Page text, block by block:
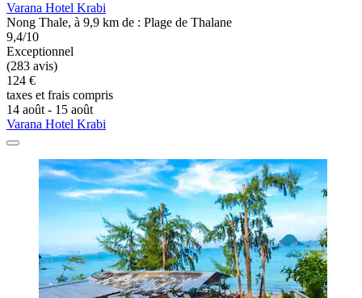
Varana Hotel Krabi
Nong Thale, à 9,9 km de : Plage de Thalane
9,4/10
Exceptionnel
(283 avis)
124 €
taxes et frais compris
14 août - 15 août
Varana Hotel Krabi